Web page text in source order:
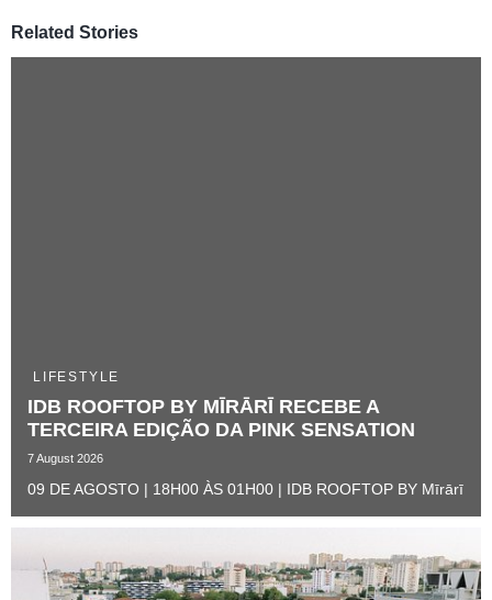
Related Stories
LIFESTYLE
IDB ROOFTOP BY MĪRĀRĪ RECEBE A
TERCEIRA EDIÇÃO DA PINK SENSATION ​
7 August 2026
09 DE AGOSTO | 18H00 ÀS 01H00 | IDB ROOFTOP BY Mīrārī